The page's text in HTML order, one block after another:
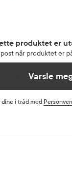
produktet er
når produktet er
Varsle
i tråd med